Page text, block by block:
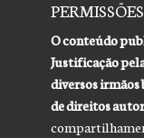
PERMISSÕES
O conteúdo
Justificação
diversos irmãos
de direitos